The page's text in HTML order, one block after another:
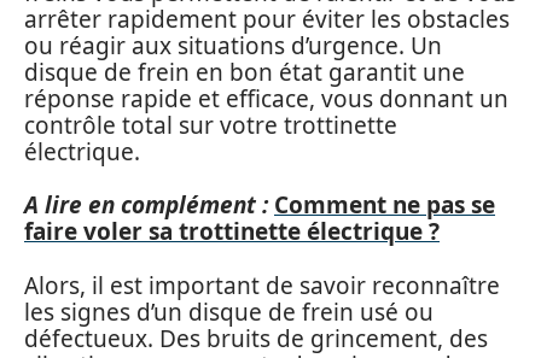
arrêter rapidement pour éviter les obstacles
ou réagir aux situations d’urgence. Un
disque de frein en bon état garantit une
réponse rapide et efficace, vous donnant un
contrôle total sur votre trottinette
électrique.
A lire en complément : Comment ne pas se
faire voler sa trottinette électrique ?
Alors, il est important de savoir reconnaître
les signes d’un disque de frein usé ou
défectueux. Des bruits de grincement, des